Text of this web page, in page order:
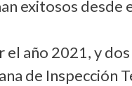
exitosos desde
año 2021, y
de Inspección